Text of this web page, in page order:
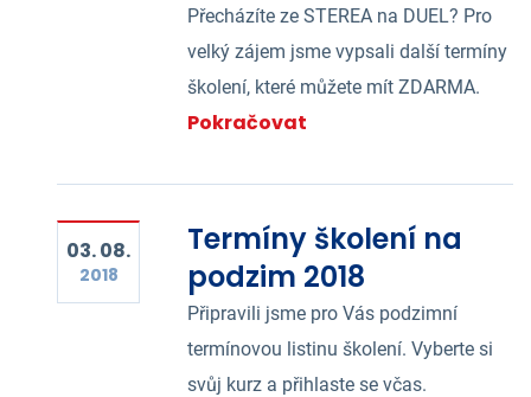
Přecházíte ze STEREA na DUEL? Pro
velký zájem jsme vypsali další termíny
školení, které můžete mít ZDARMA.
Pokračovat
03. 08.
2018
Termíny školení na
podzim 2018
Připravili jsme pro Vás podzimní
termínovou listinu školení. Vyberte si
svůj kurz a přihlaste se včas.